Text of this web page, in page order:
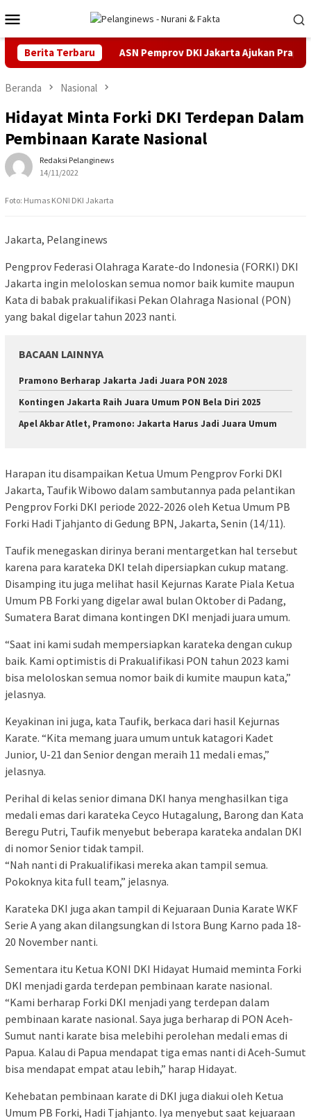
ke
kontenMobile
Berita Terbaru
Cukai ASN Pemprov DKI Jakarta Ajukan
Beranda Nasional
Hidayat Minta Forki DKI Terdepan Dalam
Pembinaan Karate Nasional
Redaksi Pelanginews
14/11/2022
Foto: Humas KONI DKI Jakarta
Jakarta, Pelanginews
Pengprov Federasi Olahraga Karate-do Indonesia (FORKI) DKI
Jakarta ingin meloloskan semua nomor baik kumite maupun
Kata di babak prakualifikasi Pekan Olahraga Nasional (PON)
yang bakal digelar tahun 2023 nanti.
BACAAN LAINNYA
Pramono Berharap Jakarta Jadi Juara PON 2028
Kontingen Jakarta Raih Juara Umum PON Bela Diri 2025
Apel Akbar Atlet, Pramono: Jakarta Harus Jadi Juara Umum
Harapan itu disampaikan Ketua Umum Pengprov Forki DKI
Jakarta, Taufik Wibowo dalam sambutannya pada pelantikan
Pengprov Forki DKI periode 2022-2026 oleh Ketua Umum PB
Forki Hadi Tjahjanto di Gedung BPN, Jakarta, Senin (14/11).
Taufik menegaskan dirinya berani mentargetkan hal tersebut
karena para karateka DKI telah dipersiapkan cukup matang.
Disamping itu juga melihat hasil Kejurnas Karate Piala Ketua
Umum PB Forki yang digelar awal bulan Oktober di Padang,
Sumatera Barat dimana kontingen DKI menjadi juara umum.
“Saat ini kami sudah mempersiapkan karateka dengan cukup
baik. Kami optimistis di Prakualifikasi PON tahun 2023 kami
bisa meloloskan semua nomor baik di kumite maupun kata,”
jelasnya.
Keyakinan ini juga, kata Taufik, berkaca dari hasil Kejurnas
Karate. “Kita memang juara umum untuk katagori Kadet
Junior, U-21 dan Senior dengan meraih 11 medali emas,”
jelasnya.
Perihal di kelas senior dimana DKI hanya menghasilkan tiga
medali emas dari karateka Ceyco Hutagalung, Barong dan Kata
Beregu Putri, Taufik menyebut beberapa karateka andalan DKI
di nomor Senior tidak tampil.
“Nah nanti di Prakualifikasi mereka akan tampil semua.
Pokoknya kita full team,” jelasnya.
Karateka DKI juga akan tampil di Kejuaraan Dunia Karate WKF
Serie A yang akan dilangsungkan di Istora Bung Karno pada 18-
20 November nanti.
Sementara itu Ketua KONI DKI Hidayat Humaid meminta Forki
DKI menjadi garda terdepan pembinaan karate nasional.
“Kami berharap Forki DKI menjadi yang terdepan dalam
pembinaan karate nasional. Saya juga berharap di PON Aceh-
Sumut nanti karate bisa melebihi perolehan medali emas di
Papua. Kalau di Papua mendapat tiga emas nanti di Aceh-Sumut
bisa mendapat empat atau lebih,” harap Hidayat.
Kehebatan pembinaan karate di DKI juga diakui oleh Ketua
Umum PB Forki, Hadi Tjahjanto. Iya menyebut saat kejuaraan